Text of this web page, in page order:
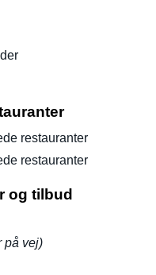
restauranter
restauranter
og tilbud
på vej)